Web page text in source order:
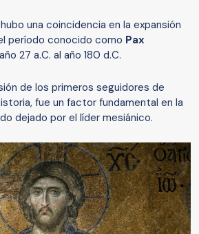
una coincidencia en la expansión
período conocido como Pax
27 a.C. al año 180 d.C.
de los primeros seguidores de
fue un factor fundamental en la
dejado por el líder mesiánico.